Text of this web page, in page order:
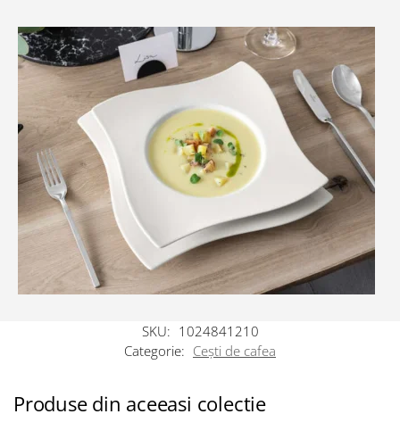
SKU: 1024841210
Categorie: Cești de cafea
Produse din aceeasi colectie